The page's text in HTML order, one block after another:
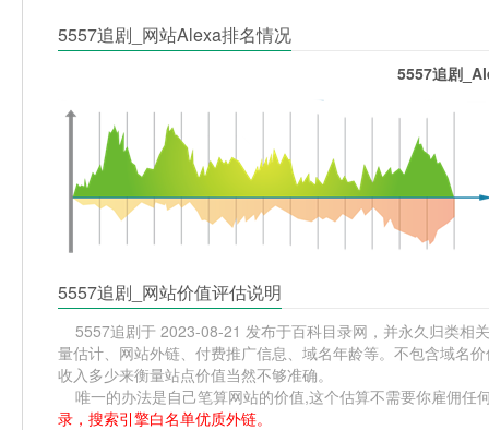
5557追剧_网站Alexa排名情况
5557追剧
5557追剧_网站价值评估说明
5557追剧于 2023-08-21 发布于百科目录网，并永久归类相
量估计、网站外链、付费推广信息、域名年龄等。不包含域名
收入多少来衡量站点价值当然不够准确。
唯一的办法是自己笔算网站的价值,这个估算不需要你雇佣任
录，搜索引擎白名单优质外链。